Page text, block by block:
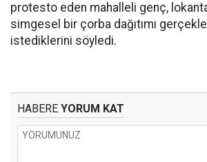
protesto eden mahalleli genç,
simgesel bir çorba dağıtımı
istediklerini söyledi.
HABERE YORUM KAT